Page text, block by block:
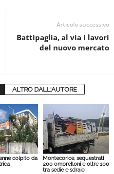
Articolo successivo
Battipaglia, al via i lavori
del nuovo mercato
ALTRO DALL'AUTORE
colpito da
Montecorice, sequestrati
200 ombrelloni e oltre 100
tra sedie e sdraio